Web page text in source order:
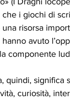
i giochi di
risorsa
avuto
componente
quindi,
curiosità,